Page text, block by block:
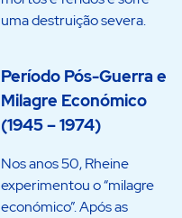
uma destruição severa.
Período Pós-Guerra e
Milagre Económico
(1945 – 1974)
Nos anos 50, Rheine
experimentou o “milagre
económico”. Após as